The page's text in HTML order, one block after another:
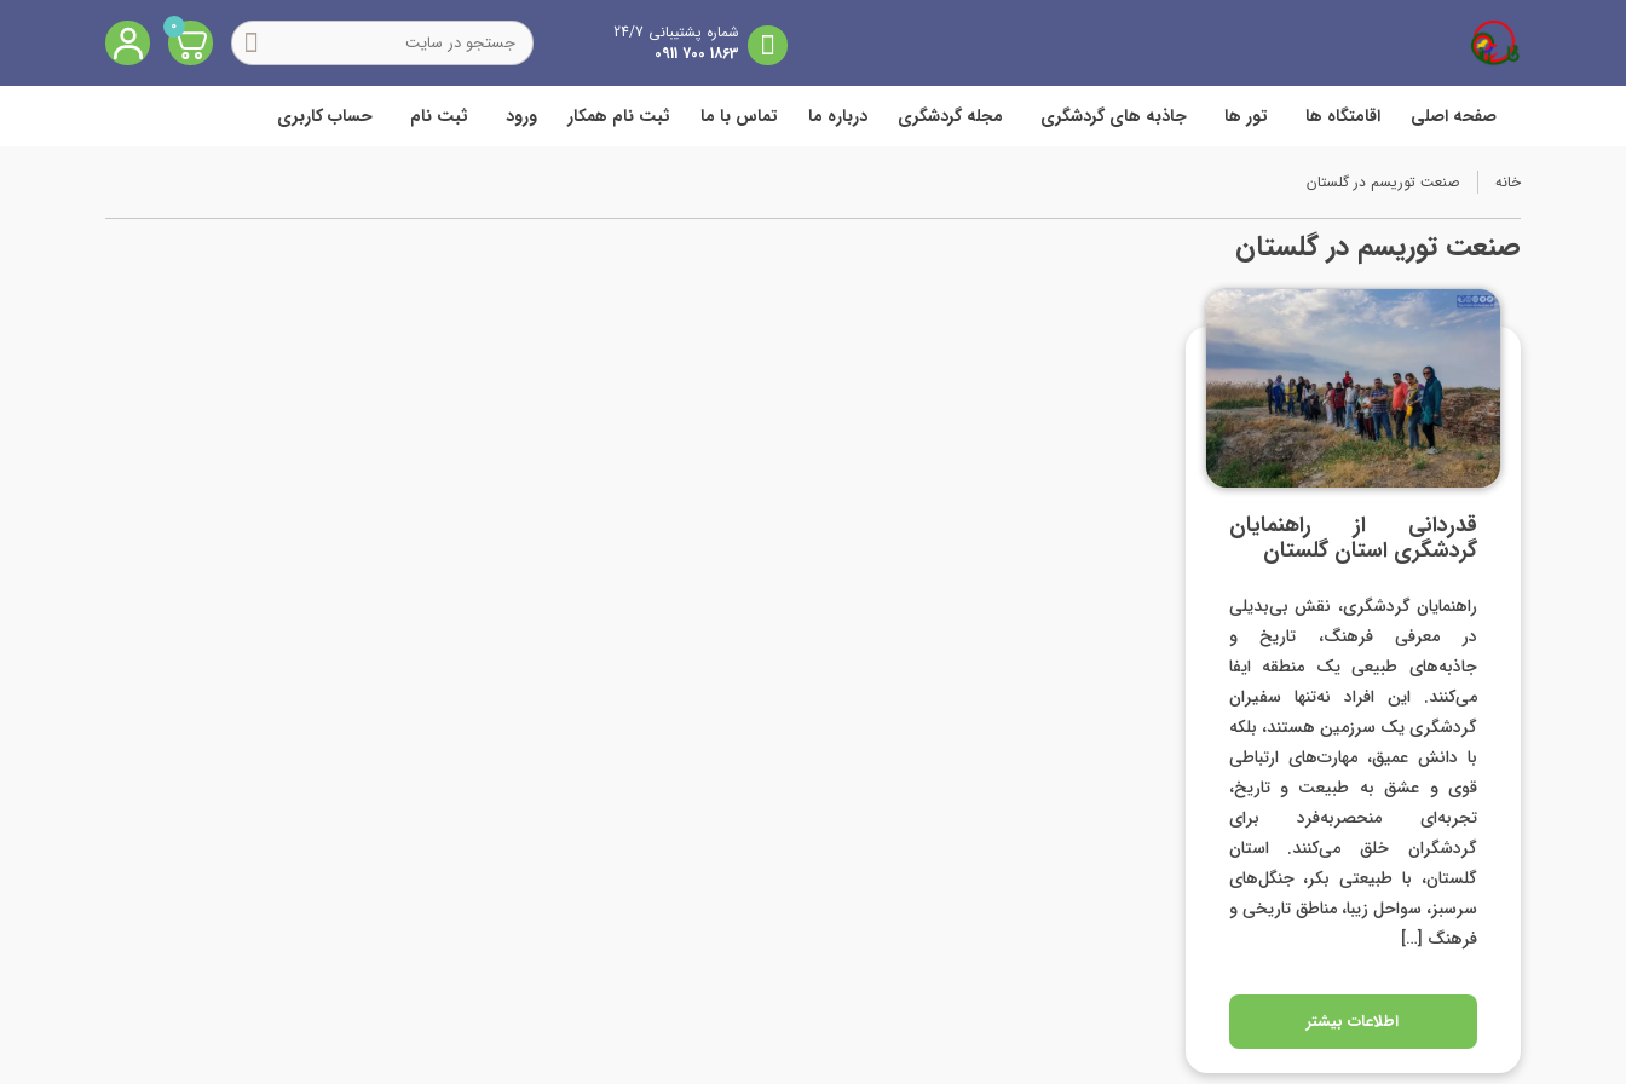
شماره پشتیبانی 24/7
1863 700 0911
0
صفحه اصلی اقامتگاه ها تور ها جاذبه های گردشگری مجله گردشگری درباره ما تماس با ما ثبت نام همکار ورود ثبت نام حساب کاربری
خانه صنعت توریسم در گلستان
صنعت توریسم در گلستان
قدردانی از راهنمایان
گردشگری استان گلستان
راهنمایان گردشگری، نقش بی‌بدیلی
در معرفی فرهنگ، تاریخ و
جاذبه‌های طبیعی یک منطقه ایفا
می‌کنند. این افراد نه‌تنها سفیران
گردشگری یک سرزمین هستند، بلکه
با دانش عمیق، مهارت‌های ارتباطی
قوی و عشق به طبیعت و تاریخ،
تجربه‌ای منحصربه‌فرد برای
گردشگران خلق می‌کنند. استان
گلستان، با طبیعتی بکر، جنگل‌های
سرسبز، سواحل زیبا، مناطق تاریخی و
فرهنگ […]
اطلاعات بیشتر